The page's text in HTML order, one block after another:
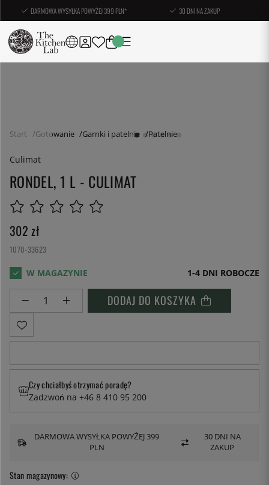
DARMOWA WYSYŁKA POWYŻEJ 399 PLN* 30 DNI NA ZAKUP
Start Gotowanie Garnki i patelnie Patelnie
Culimat
RONDEL, 1 L - CULIMAT
302 zł
1070-33623
1-4 DNI ROBOCZE
DODAJ DO KOSZYKA
Stan magazynowy:
Czy chciałbyś otrzymać poradę?
Zadzwoń na +46 8 410 95 200
DARMOWA WYSYŁKA POWYŻEJ 399
PLN
30 DNI NA
ZAKUP